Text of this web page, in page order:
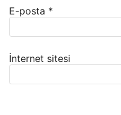
E-posta *
İnternet sitesi